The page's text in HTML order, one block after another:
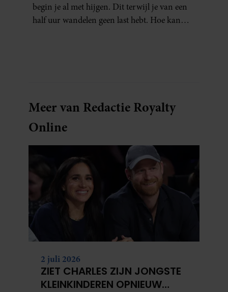
begin je al met hijgen. Dit terwijl je van een
half uur wandelen geen last hebt. Hoe kan
Meer van Redactie Royalty
Online
2 juli 2026
ZIET CHARLES ZIJN JONGSTE
KLEINKINDEREN OPNIEUW